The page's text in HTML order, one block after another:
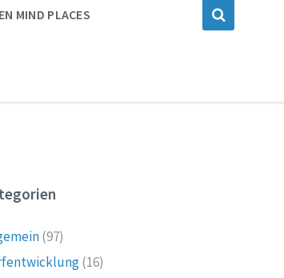
MIND PLACES
(97)
(16)